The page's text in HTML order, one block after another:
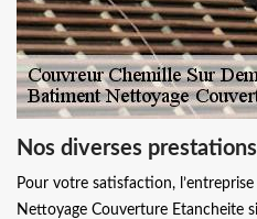
Nos diverses
Pour votre satisfaction,
Nettoyage Couverture Etancheite